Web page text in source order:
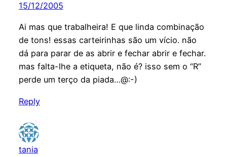
15/12/2005
Ai mas que trabalheira! E que linda combinação
de tons! essas carteirinhas são um vício. não
dá para parar de as abrir e fechar abrir e fechar.
mas falta-lhe a etiqueta, não é? isso sem o “R”
perde um terço da piada…@:-)
Reply
tania